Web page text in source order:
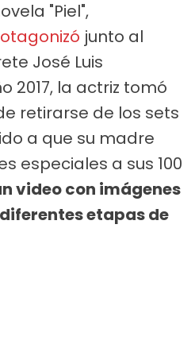
"Piel",
junto al
José Luis
2017, la actriz tomó
retirarse de los sets
a que su madre
especiales a sus 100
video con imágenes
diferentes etapas de